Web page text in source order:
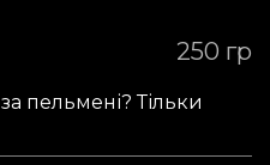
250 гр
пельмені? Тільки